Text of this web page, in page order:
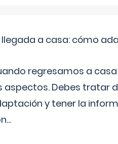
llegada a casa: cómo
regresamos a
aspectos. Debes tratar
y tener la
...